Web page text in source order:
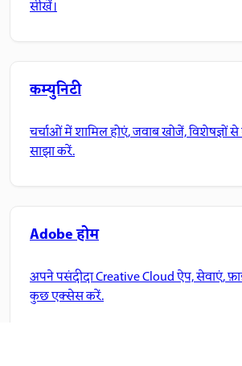
सीखें।
कम्युनिटी
चर्चाओं में शामिल होएं, जवाब खोजें, विशेषज्ञों
साझा करें.
Adobe होम
अपने पसंदीदा Creative Cloud ऐप, सेवाएं,
कुछ एक्सेस करें.